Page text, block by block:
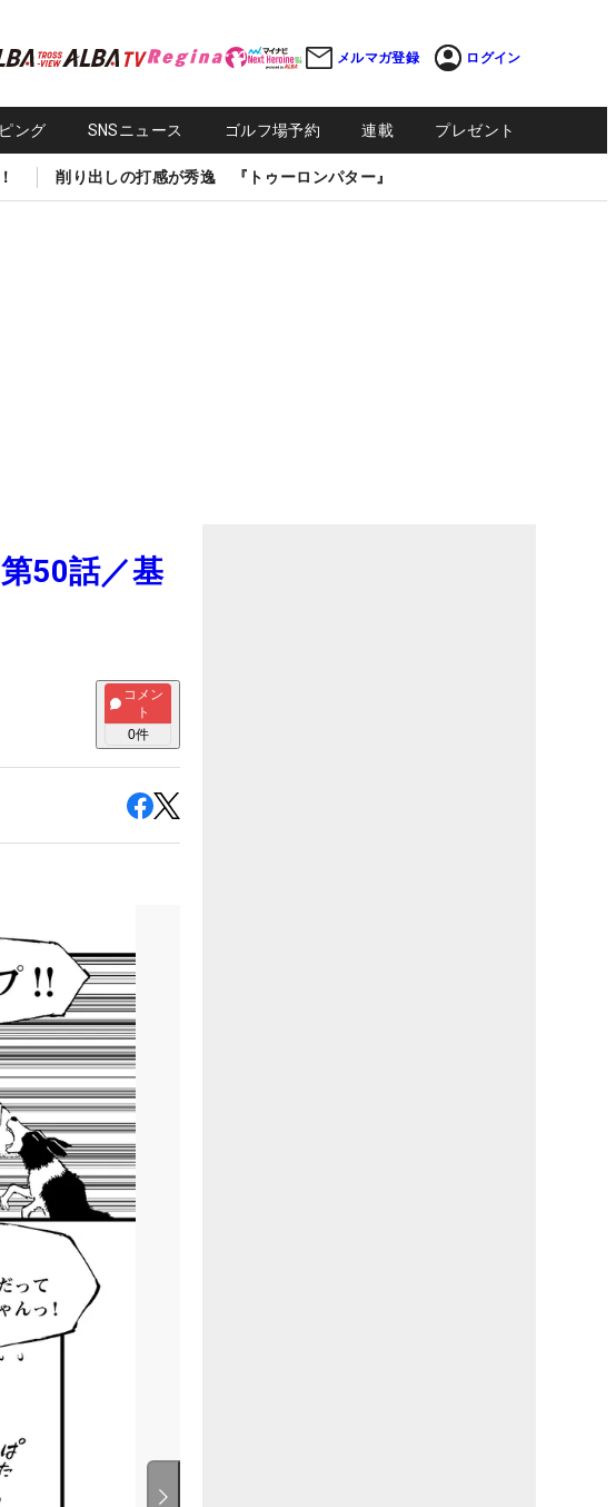
メルマガ登録 ログイン
ング SNSニュース ゴルフ場予約 連載 プレゼント
削り出しの打感が秀逸 『トゥーロンパター』
50話／基
コメン
ト
0件